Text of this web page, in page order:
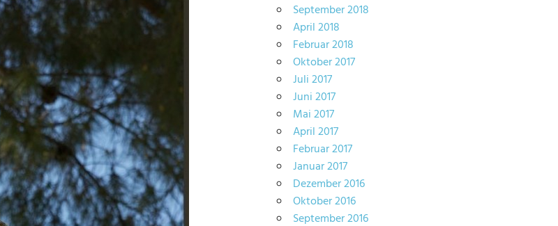
September 2018
April 2018
Februar 2018
Oktober 2017
Juli 2017
Juni 2017
Mai 2017
April 2017
Februar 2017
Januar 2017
Dezember 2016
Oktober 2016
September 2016